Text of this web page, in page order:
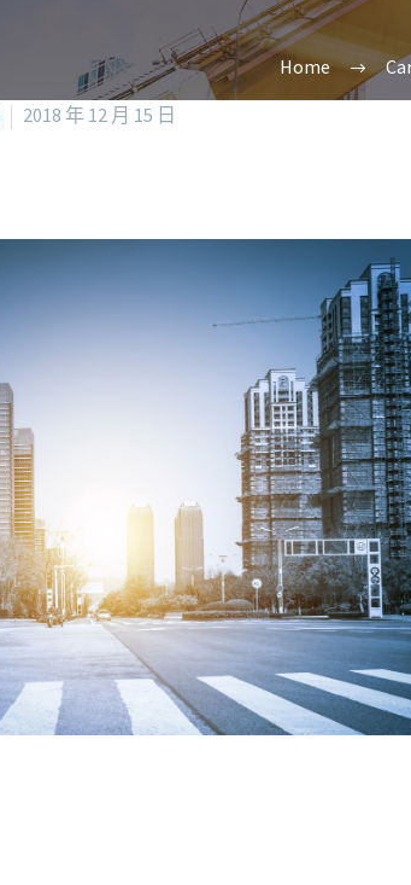
Home
2018 年 12 月 15 日